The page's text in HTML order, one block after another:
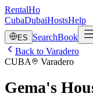
RentalHo
CubaDubaiHostsHelp
ES SearchBook
Back to Varadero
CUBA
Varadero
Gema's